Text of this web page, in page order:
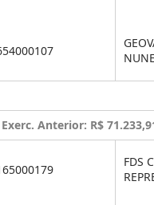
Anterior: R$
FDS